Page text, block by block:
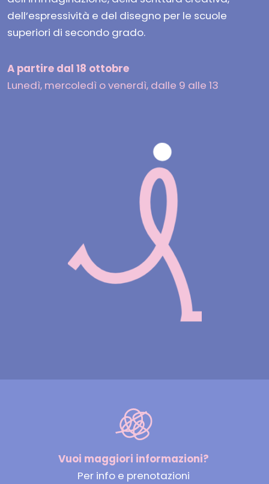
dell’espressività e del disegno per le scuole
superiori di secondo grado.
A partire dal 18 ottobre
Lunedì, mercoledì o venerdì, dalle 9 alle 13
Vuoi maggiori informazioni?
Per info e prenotazioni